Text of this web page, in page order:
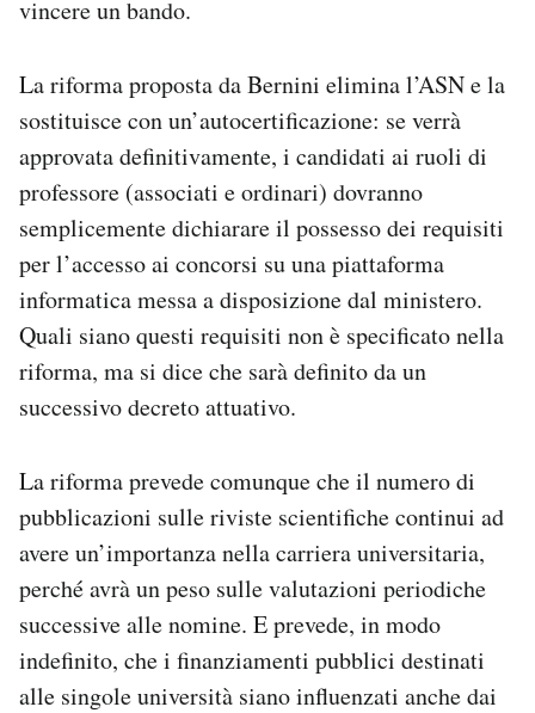
vincere un bando.
La riforma proposta da Bernini elimina l’ASN e la
sostituisce con un’autocertificazione: se verrà
approvata definitivamente, i candidati ai ruoli di
professore (associati e ordinari) dovranno
semplicemente dichiarare il possesso dei requisiti
per l’accesso ai concorsi su una piattaforma
informatica messa a disposizione dal ministero.
Quali siano questi requisiti non è specificato nella
riforma, ma si dice che sarà definito da un
successivo decreto attuativo.
La riforma prevede comunque che il numero di
pubblicazioni sulle riviste scientifiche continui ad
avere un’importanza nella carriera universitaria,
perché avrà un peso sulle valutazioni periodiche
successive alle nomine. E prevede, in modo
indefinito, che i finanziamenti pubblici destinati
alle singole università siano influenzati anche dai